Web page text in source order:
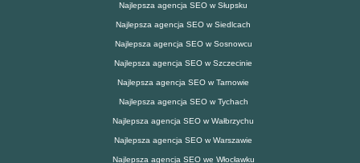
Najlepsza agencja SEO w Słupsku
Najlepsza agencja SEO w Siedlcach
Najlepsza agencja SEO w Sosnowcu
Najlepsza agencja SEO w Szczecinie
Najlepsza agencja SEO w Tarnowie
Najlepsza agencja SEO w Tychach
Najlepsza agencja SEO w Wałbrzychu
Najlepsza agencja SEO w Warszawie
Najlepsza agencja SEO we Włocławku